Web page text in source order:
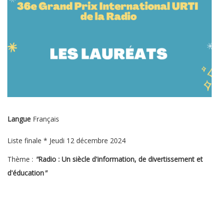
Langue Français
Liste finale * Jeudi 12 décembre 2024
Thème : "Radio : Un siècle d'information, de divertissement et
d'éducation"